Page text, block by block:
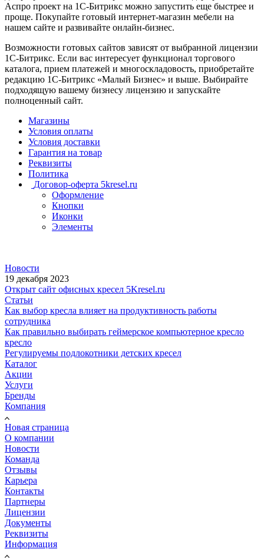
Аспро проект на 1С-Битрикс можно запустить еще быстрее и
проще. Покупайте готовый интернет-магазин мебели на
нашем сайте и развивайте онлайн-бизнес.
Возможности готовых сайтов зависят от выбранной лицензии
1С-Битрикс. Если вас интересует функционал торгового
каталога, прием платежей и многоскладовость, приобретайте
редакцию 1С-Битрикс «Малый Бизнес» и выше. Выбирайте
подходящую вашему бизнесу лицензию и запускайте
полноценный сайт.
Магазины
Условия оплаты
Условия доставки
Гарантия на товар
Реквизиты
Политика
Договор-оферта 5kresel.ru
Оформление
Кнопки
Иконки
Элементы
Новости
19 декабря 2023
Открыт сайт офисных кресел 5Kresel.ru
Статьи
Как выбор кресла влияет на продуктивность работы
сотрудника
Как правильно выбирать геймерское компьютерное кресло
кресло
Регулируемы подлокотники детских кресел
Каталог
Акции
Услуги
Бренды
Компания
Новая страница
О компании
Новости
Команда
Отзывы
Карьера
Контакты
Партнеры
Лицензии
Документы
Реквизиты
Информация